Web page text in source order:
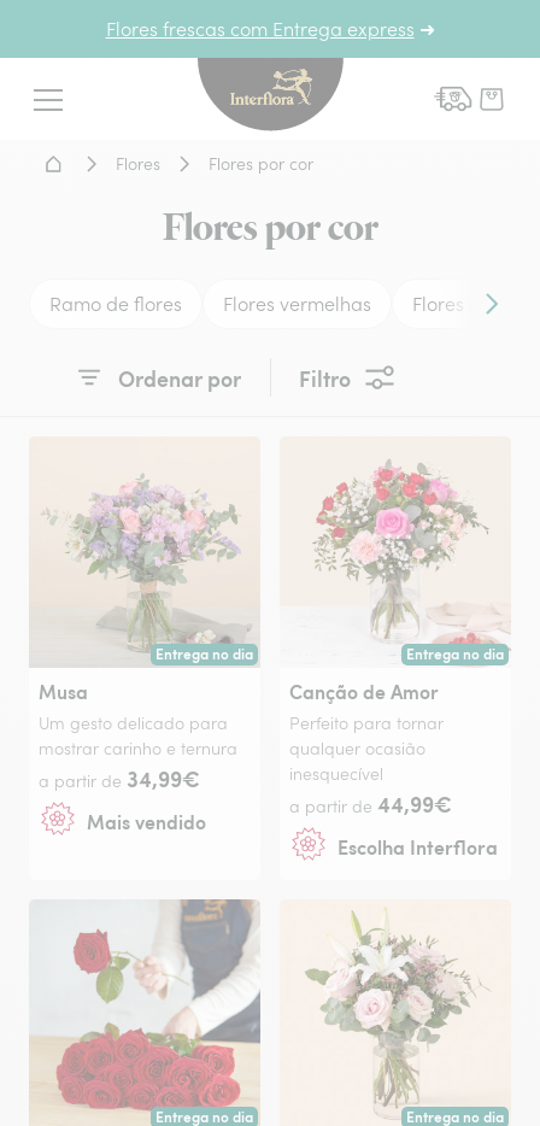
Flores frescas com Entrega express ➜
Menu
Interflora - entrega de
Home - Entrega de flores
Flores Flores por cor
Flores por cor
Ramo de flores Flores vermelhas Flores
Ordenar por Filtro
Entrega no dia
Entrega hoje ou na data à tua escolha.
Musa
Um gesto delicado para
mostrar carinho e ternura
a partir de 34,99€
Mais vendido
Entrega no dia
Entrega hoje ou na
Canção de Amor
Perfeito para tornar
qualquer ocasião
inesquecível
a partir de 44,99€
Escolha Interflora
Entrega no dia Entrega no dia